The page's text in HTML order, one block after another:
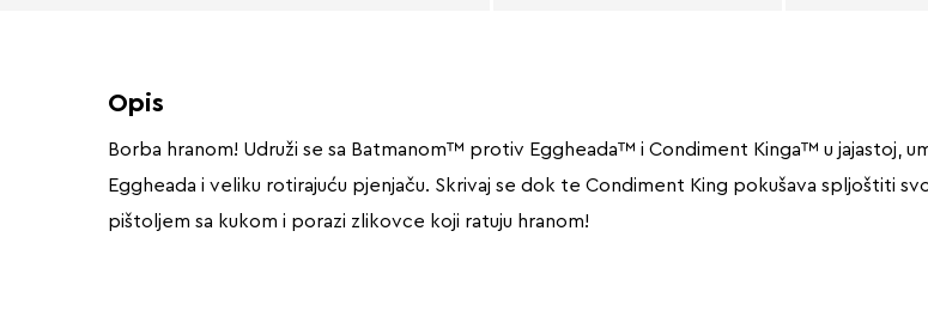
Opis
Borba hranom! Udruži se sa Batmanom™ protiv Eggheada™ i Condiment Kinga™ u jajastoj,
Eggheada i veliku rotirajuću pjenjaču. Skrivaj se dok te Condiment King pokušava spljoštiti
pištoljem sa kukom i porazi zlikovce koji ratuju hranom!